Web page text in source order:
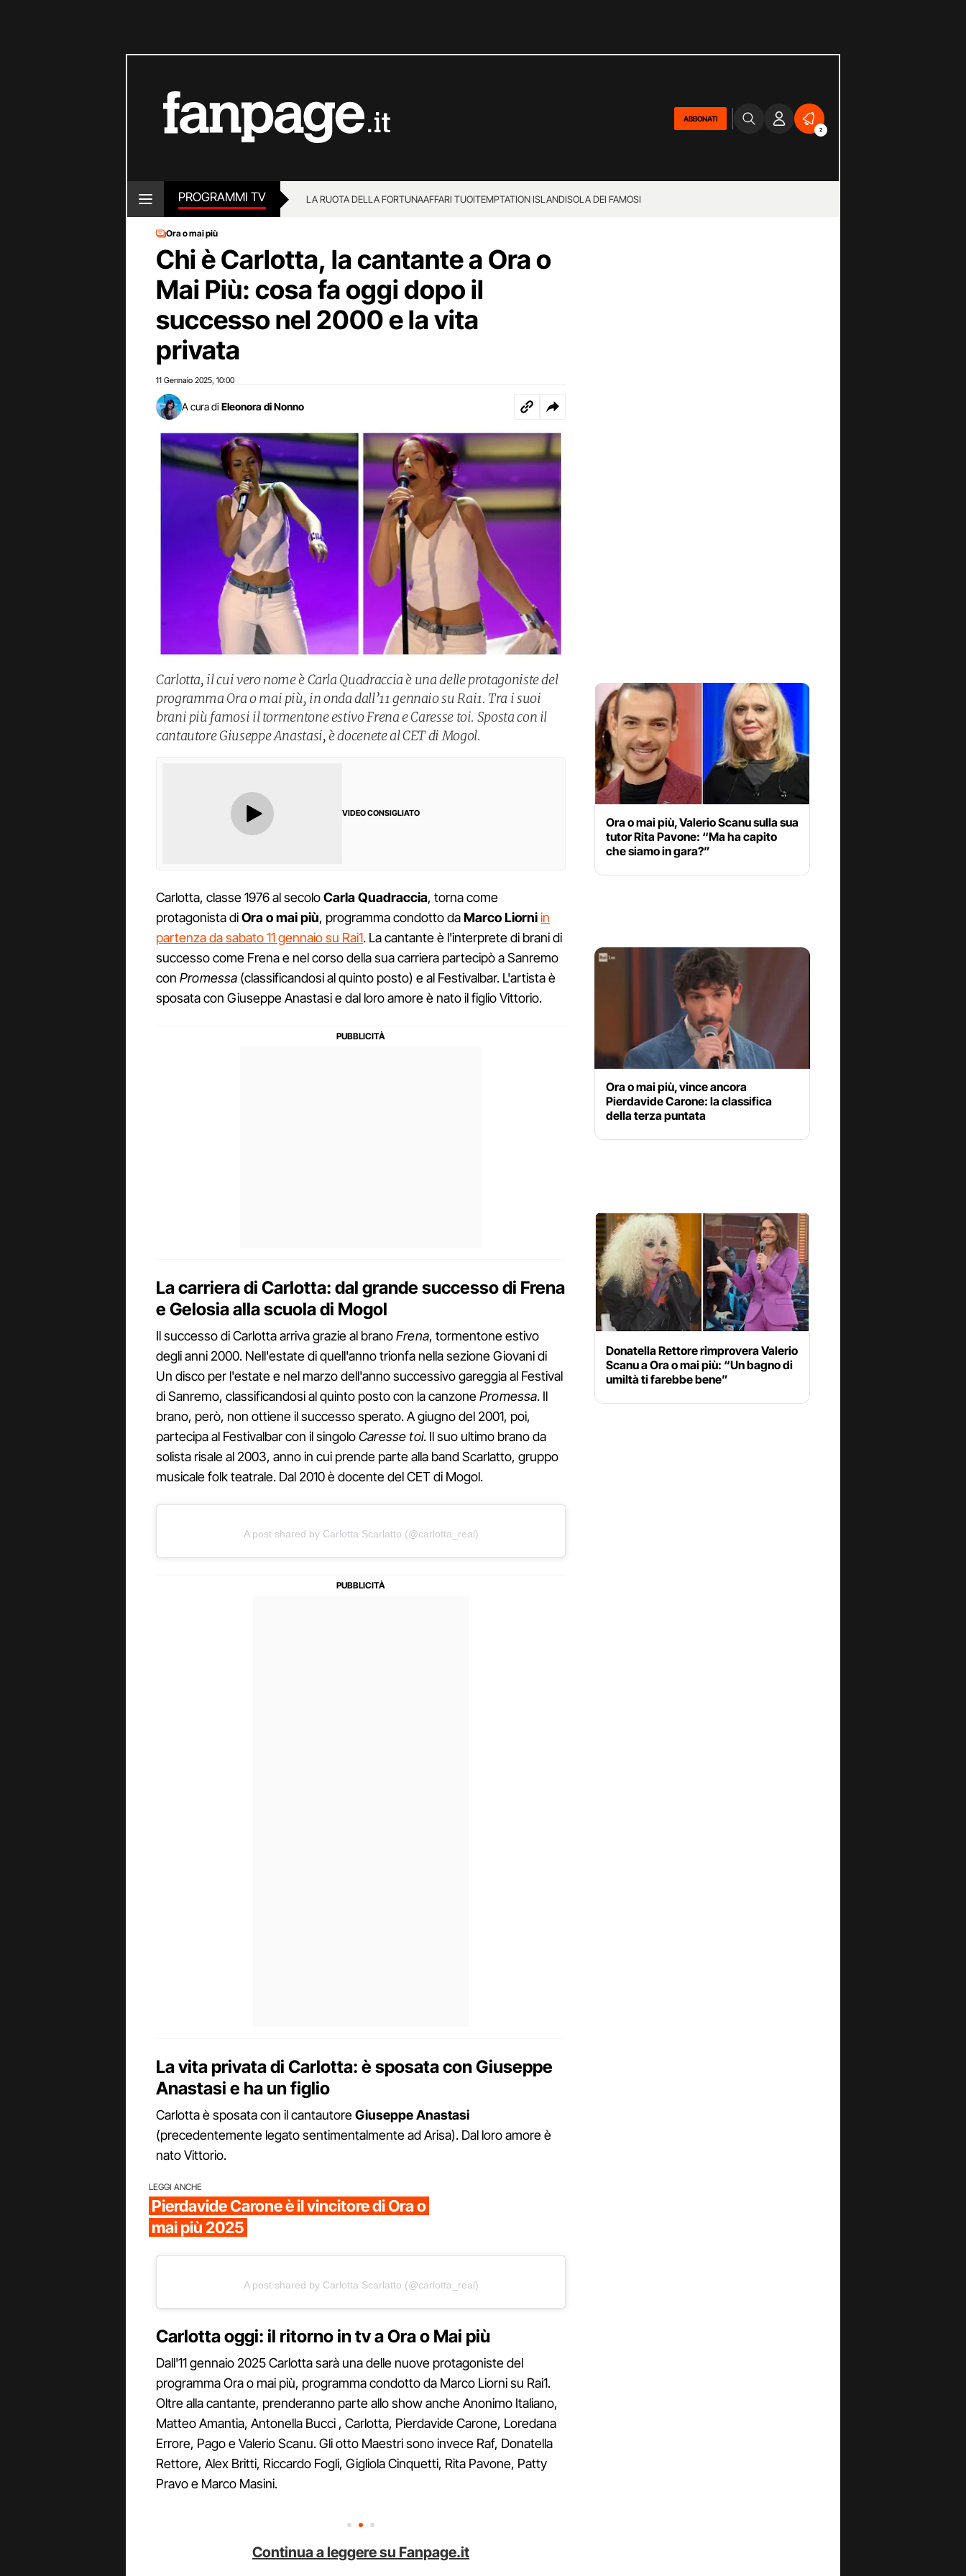
ABBONATI
2
PROGRAMMI TV LA RUOTA DELLA FORTUNAAFFARI TUOITEMPTATION ISLANDISOLA DEI FAMOSI
Ora o mai più
Chi è Carlotta, la cantante a Ora o
Mai Più: cosa fa oggi dopo il
successo nel 2000 e la vita
privata
11 Gennaio 2025 10:00
A cura di Eleonora di Nonno
Carlotta, il cui vero nome è Carla Quadraccia è una delle protagoniste del
programma Ora o mai più, in onda dall’11 gennaio su Rai1. Tra i suoi
brani più famosi il tormentone estivo Frena e Caresse toi. Sposta con il
cantautore Giuseppe Anastasi, è docenete al CET di Mogol.
VIDEO CONSIGLIATO
Carlotta, classe 1976 al secoloCarla Quadraccia, torna come
protagonista diOra o mai più, programma condotto daMarco Liorniin
partenza da sabato 11 gennaio su Rai1. La cantante è l'interprete di brani di
successo come Frena e nel corso della sua carriera partecipò a Sanremo
con Promessa (classificandosi al quinto posto) e al Festivalbar. L'artista è
sposata con Giuseppe Anastasi e dal loro amore è nato il figlio Vittorio.
La carriera di Carlotta: dal grande successo di Frena
e Gelosia alla scuola di Mogol
Il successo di Carlotta arriva grazie al branoFrena, tormentone estivo
degli anni 2000. Nell'estate di quell'anno trionfa nella sezione Giovani di
Un disco per l'estate e nel marzo dell'anno successivo gareggia al Festival
di Sanremo, classificandosi al quinto posto con la canzonePromessa. Il
brano, però, non ottiene il successo sperato. A giugno del 2001, poi,
partecipa al Festivalbar con il singoloCaresse toi. Il suo ultimo brano da
solista risale al 2003, anno in cui prende parte alla band Scarlatto, gruppo
musicale folk teatrale. Dal 2010 è docente del CET di Mogol.
A post shared by Carlotta Scarlatto (@carlotta_real)
La vita privata di Carlotta: è sposata con Giuseppe
Anastasi e ha un figlio
Carlotta è sposata con il cantautoreGiuseppe Anastasi
(precedentemente legato sentimentalmente ad Arisa). Dal loro amore è
nato Vittorio.
LEGGI ANCHE
Pierdavide Carone è il vincitore di Ora o
mai più 2025
A post shared by Carlotta Scarlatto (@carlotta_real)
Carlotta oggi: il ritorno in tv a Ora o Mai più
Dall'11 gennaio 2025 Carlotta sarà una delle nuove protagoniste del
programma Ora o mai più, programma condotto da Marco Liorni su Rai1.
Oltre alla cantante, prenderanno parte allo show anche Anonimo Italiano,
Matteo Amantia, Antonella Bucci , Carlotta, Pierdavide Carone, Loredana
Errore, Pago e Valerio Scanu. Gli otto Maestri sono invece Raf, Donatella
Rettore, Alex Britti, Riccardo Fogli, Gigliola Cinquetti, Rita Pavone, Patty
Pravo e Marco Masini.
Continua a leggere su Fanpage.it
Ora o mai più, Valerio Scanu sulla sua
tutor Rita Pavone: “Ma ha capito
che siamo in gara?”
Ora o mai più, vince ancora
Pierdavide Carone: la classifica
della terza puntata
Donatella Rettore rimprovera Valerio
Scanu a Ora o mai più: “Un bagno di
umiltà ti farebbe bene”